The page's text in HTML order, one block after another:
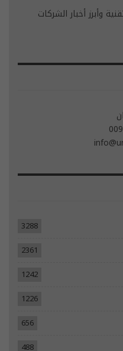
وأبرز أخبار الشركات
3288
2361
1242
1226
656
488